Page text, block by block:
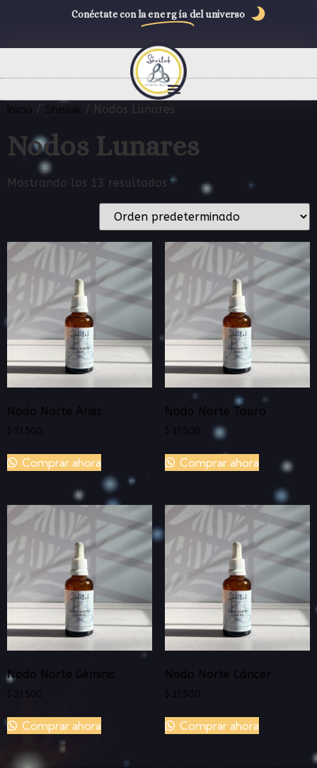
Conéctate con la energía del universo
Inicio / Sheilak / Nodos Lunares
Nodos Lunares
Mostrando los 13 resultados
Nodo Norte Aries
$ 31.500
Comprar ahora
Nodo Norte Tauro
$ 31.500
Comprar ahora
Nodo Norte Géminis
$ 31.500
Comprar ahora
Nodo Norte Cáncer
$ 31.500
Comprar ahora